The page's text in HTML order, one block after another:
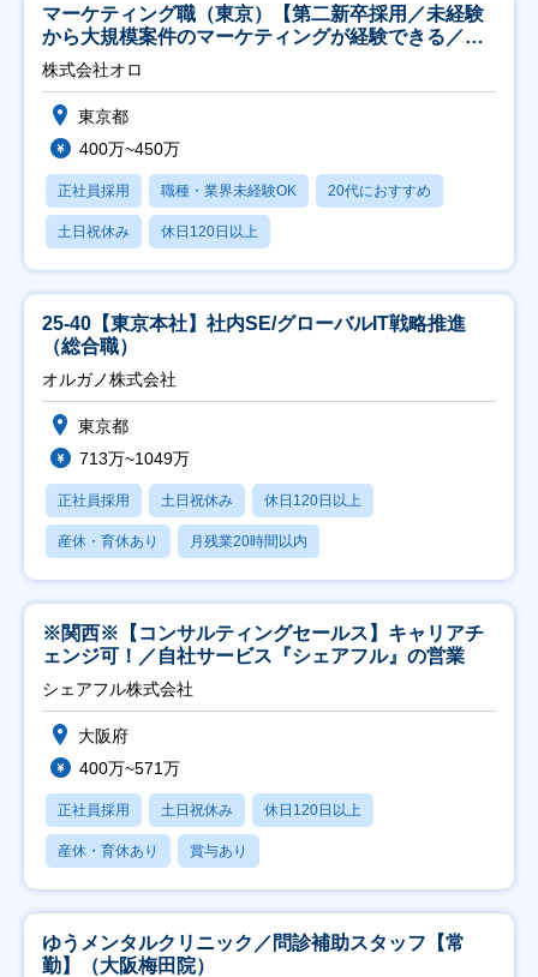
マーケティング職（東京）【第二新卒採用／未経験
から大規模案件のマーケティングが経験できる／研
修充実】
株式会社オロ
東京都
400万~450万
正社員採用 職種・業界未経験OK 20代におすすめ
土日祝休み 休日120日以上
25-40【東京本社】社内SE/グローバルIT戦略推進
（総合職）
オルガノ株式会社
東京都
713万~1049万
正社員採用 土日祝休み 休日120日以上
産休・育休あり 月残業20時間以内
※関西※【コンサルティングセールス】キャリアチ
ェンジ可！／自社サービス『シェアフル』の営業
シェアフル株式会社
大阪府
400万~571万
正社員採用 土日祝休み 休日120日以上
産休・育休あり 賞与あり
ゆうメンタルクリニック／問診補助スタッフ【常
勤】（大阪梅田院）